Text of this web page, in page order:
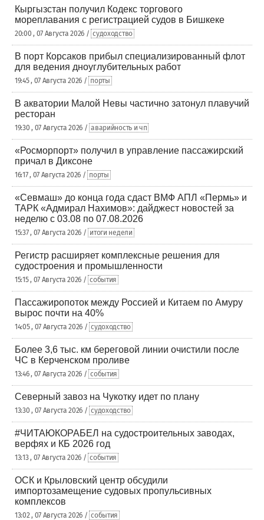
Кыргызстан получил Кодекс торгового
мореплавания с регистрацией судов в Бишкеке
20:00 , 07 Августа 2026 / судоходство
В порт Корсаков прибыл специализированный флот
для ведения дноуглубительных работ
19:45 , 07 Августа 2026 / порты
В акватории Малой Невы частично затонул плавучий
ресторан
19:30 , 07 Августа 2026 / аварийность и чп
«Росморпорт» получил в управление пассажирский
причал в Диксоне
16:17 , 07 Августа 2026 / порты
«Севмаш» до конца года сдаст ВМФ АПЛ «Пермь» и
ТАРК «Адмирал Нахимов»: дайджест новостей за
неделю с 03.08 по 07.08.2026
15:37 , 07 Августа 2026 / итоги недели
Регистр расширяет комплексные решения для
судостроения и промышленности
15:15 , 07 Августа 2026 / события
Пассажиропоток между Россией и Китаем по Амуру
вырос почти на 40%
14:05 , 07 Августа 2026 / судоходство
Более 3,6 тыс. км береговой линии очистили после
ЧС в Керченском проливе
13:46 , 07 Августа 2026 / события
Северный завоз на Чукотку идет по плану
13:30 , 07 Августа 2026 / судоходство
#ЧИТАЮКОРАБЕЛ на судостроительных заводах,
верфях и КБ 2026 год
13:13 , 07 Августа 2026 / события
ОСК и Крыловский центр обсудили
импортозамещение судовых пропульсивных
комплексов
13:02 , 07 Августа 2026 / события